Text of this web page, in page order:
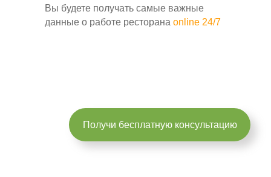
Вы будете получать самые важные
данные о работе ресторана online 24/7
Получи бесплатную консультацию